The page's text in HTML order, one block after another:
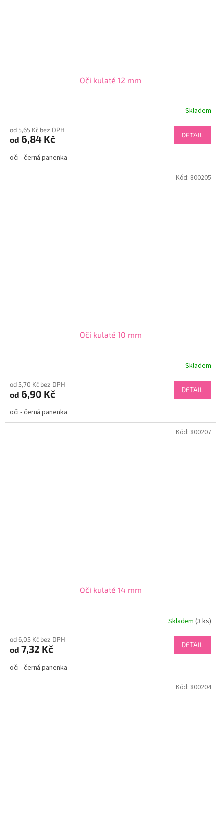
Oči kulaté 12 mm
Skladem
od 5,65 Kč bez DPH
od 6,84 Kč DETAIL
oči - černá panenka
Oči kulaté 10 mm
Skladem
od 5,70 Kč bez DPH
od 6,90 Kč DETAIL
oči - černá panenka
Kód: 800205
Oči kulaté 14 mm
Skladem (3 ks)
od 6,05 Kč bez DPH
od 7,32 Kč DETAIL
oči - černá panenka
Kód: 800207
Kód: 800204